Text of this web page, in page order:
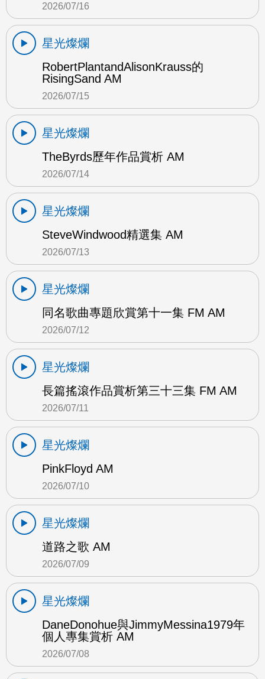
2026/07/16
星光燦爛
RobertPlantandAlisonKrauss的
RisingSand AM
2026/07/15
星光燦爛
TheByrds歷年作品賞析 AM
2026/07/14
星光燦爛
SteveWindwood精選集 AM
2026/07/13
星光燦爛
同名歌曲專題欣賞第十一集 FM AM
2026/07/12
星光燦爛
長篇搖滾作品賞析第三十三集 FM AM
2026/07/11
星光燦爛
PinkFloyd AM
2026/07/10
星光燦爛
道路之歌 AM
2026/07/09
星光燦爛
DaneDonohue與JimmyMessina1979年
個人專集賞析 AM
2026/07/08